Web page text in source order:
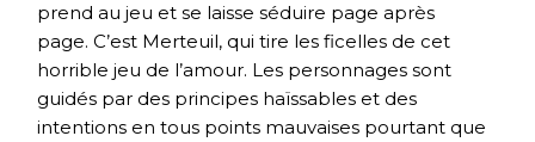
prend au jeu et se laisse séduire page après
page. C’est Merteuil, qui tire les ficelles de cet
horrible jeu de l’amour. Les personnages sont
guidés par des principes haïssables et des
intentions en tous points mauvaises pourtant que